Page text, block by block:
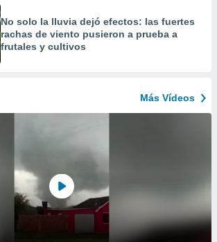
No solo la lluvia dejó efectos: las fuertes
rachas de viento pusieron a prueba a
frutales y cultivos
Más Vídeos